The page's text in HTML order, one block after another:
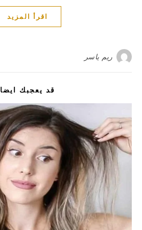
اقرأ المزيد
ريم ياسر
قد يعجبك ايضا